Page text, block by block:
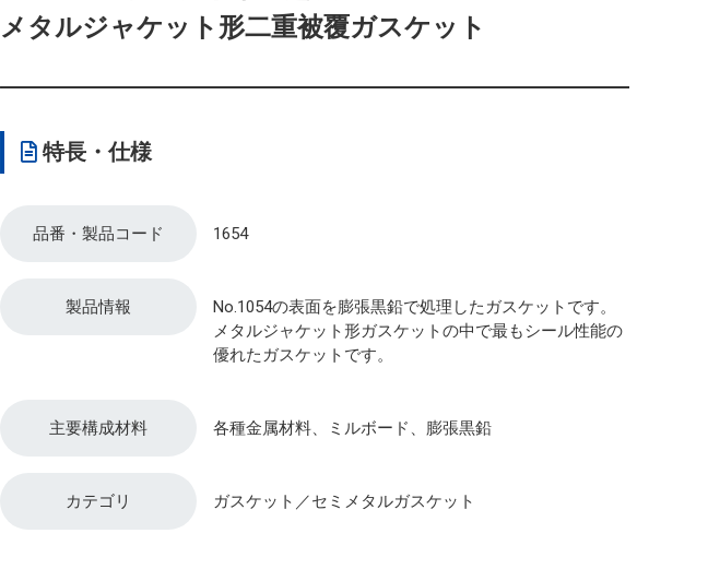
メタルジャケット形二重被覆ガスケット
特長・仕様
品番・製品コード 1654
製品情報
No.1054の表面を膨張黒鉛で処理したガスケットです。
メタルジャケット形ガスケットの中で最もシール性能の
優れたガスケットです。
主要構成材料 各種金属材料、ミルボード、膨張黒鉛
カテゴリ ガスケット／セミメタルガスケット